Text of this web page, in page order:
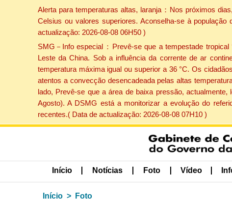
Alerta para temperaturas altas, laranja：Nos próximos
Celsius ou valores superiores. Aconselha-se à
actualização: 2026-08-08 06H50 )
SMG－Info especial：Prevê-se que a tempestade
Leste da China. Sob a influência da corrente de ar
temperatura máxima igual ou superior a 36 °C. Os
atentos a convecção desencadeada pelas altas
lado, Prevê-se que a área de baixa pressão,
Agosto). A DSMG está a monitorizar a evolução do
recentes.( Data de actualização: 2026-08-08 07H10 )
Início Notícias Foto Vídeo
Início Foto